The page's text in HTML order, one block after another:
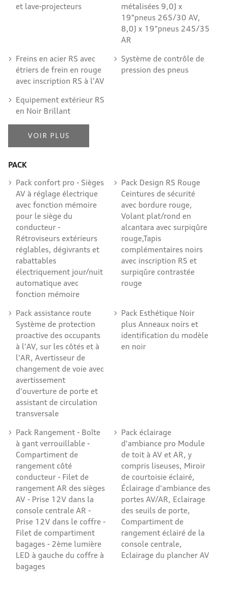
et lave-projecteurs
métalisées 9,0J x
19"pneus 265/30 AV,
8,0J x 19"pneus 245/35
AR
Freins en acier RS avec
étriers de frein en rouge
avec inscription RS à l'AV
Système de contrôle de
pression des pneus
Equipement extérieur RS
en Noir Brillant
VOIR PLUS
PACK
Pack confort pro - Sièges
AV à réglage électrique
avec fonction mémoire
pour le siège du
conducteur -
Rétroviseurs extérieurs
réglables, dégivrants et
rabattables
électriquement jour/nuit
automatique avec
fonction mémoire
Pack Design RS Rouge
Ceintures de sécurité
avec bordure rouge,
Volant plat/rond en
alcantara avec surpiqûre
rouge,Tapis
complémentaires noirs
avec inscription RS et
surpiqûre contrastée
rouge
Pack assistance route
Système de protection
proactive des occupants
à l'AV, sur les côtés et à
l'AR, Avertisseur de
changement de voie avec
avertissement
d'ouverture de porte et
assistant de circulation
transversale
Pack Esthétique Noir
plus Anneaux noirs et
identification du modèle
en noir
Pack Rangement - Boîte
à gant verrouillable -
Compartiment de
rangement côté
conducteur - Filet de
rangement AR des sièges
AV - Prise 12V dans la
console centrale AR -
Prise 12V dans le coffre -
Filet de compartiment
bagages - 2ème lumière
LED à gauche du coffre à
bagages
Pack éclairage
d'ambiance pro Module
de toit à AV et AR, y
compris liseuses, Miroir
de courtoisie éclairé,
Éclairage d'ambiance des
portes AV/AR, Eclairage
des seuils de porte,
Compartiment de
rangement éclairé de la
console centrale,
Eclairage du plancher AV